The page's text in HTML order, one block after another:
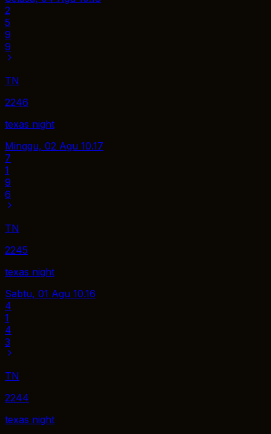
2
5
9
9
TN
2246
texas night
Minggu, 02 Agu 10.17
7
1
9
6
TN
2245
texas night
Sabtu, 01 Agu 10.16
4
1
4
3
TN
2244
texas night